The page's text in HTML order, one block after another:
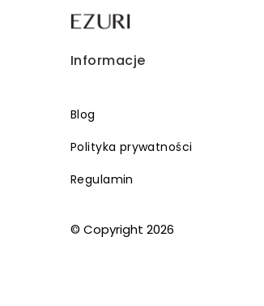
Informacje
Blog
Polityka prywatności
Regulamin
© Copyright 2026